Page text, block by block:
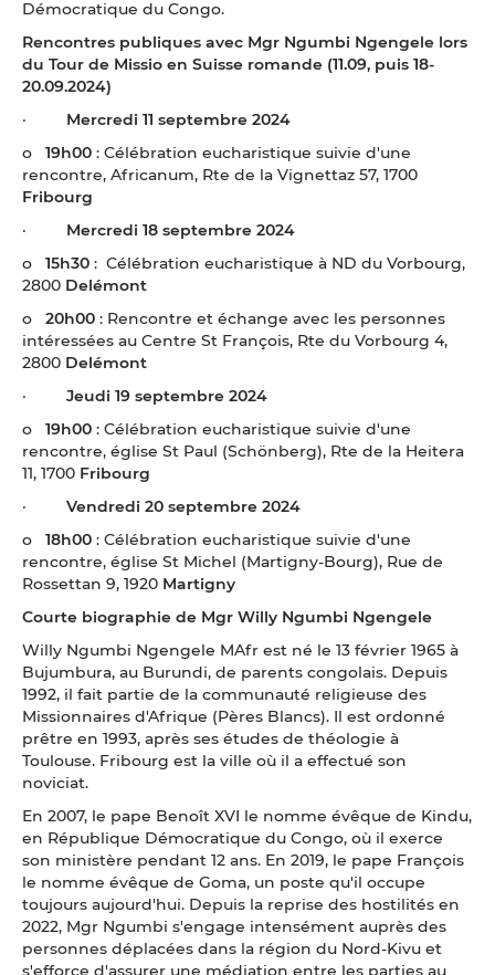
Démocratique du Congo.
Rencontres publiques avec Mgr Ngumbi Ngengele lors
du Tour de Missio en Suisse romande (11.09, puis 18-
20.09.2024)
· Mercredi 11 septembre 2024
o 19h00 : Célébration eucharistique suivie d'une
rencontre, Africanum, Rte de la Vignettaz 57, 1700
Fribourg
· Mercredi 18 septembre 2024
o 15h30 : Célébration eucharistique à ND du Vorbourg,
2800 Delémont
o 20h00 : Rencontre et échange avec les personnes
intéressées au Centre St François, Rte du Vorbourg 4,
2800 Delémont
· Jeudi 19 septembre 2024
o 19h00 : Célébration eucharistique suivie d'une
rencontre, église St Paul (Schönberg), Rte de la Heitera
11, 1700 Fribourg
· Vendredi 20 septembre 2024
o 18h00 : Célébration eucharistique suivie d'une
rencontre, église St Michel (Martigny-Bourg), Rue de
Rossettan 9, 1920 Martigny
Courte biographie de Mgr Willy Ngumbi Ngengele
Willy Ngumbi Ngengele MAfr est né le 13 février 1965 à
Bujumbura, au Burundi, de parents congolais. Depuis
1992, il fait partie de la communauté religieuse des
Missionnaires d'Afrique (Pères Blancs). Il est ordonné
prêtre en 1993, après ses études de théologie à
Toulouse. Fribourg est la ville où il a effectué son
noviciat.
En 2007, le pape Benoît XVI le nomme évêque de Kindu,
en République Démocratique du Congo, où il exerce
son ministère pendant 12 ans. En 2019, le pape François
le nomme évêque de Goma, un poste qu'il occupe
toujours aujourd'hui. Depuis la reprise des hostilités en
2022, Mgr Ngumbi s'engage intensément auprès des
personnes déplacées dans la région du Nord-Kivu et
s'efforce d'assurer une médiation entre les parties au